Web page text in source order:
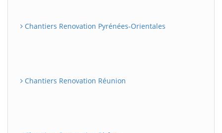
Chantiers Renovation Pyrénées-Orientales
Chantiers Renovation Réunion